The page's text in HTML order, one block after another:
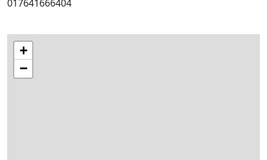
017641666404
+
−